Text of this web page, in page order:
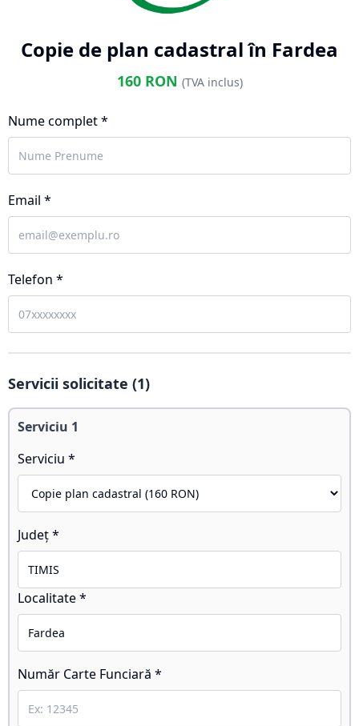
Copie de plan cadastral în Fardea
160RON (TVA inclus)
Nume complet *
Email *
Telefon *
Servicii solicitate (1)
Serviciu 1
Serviciu *
Județ *
Localitate *
Număr Carte Funciară *